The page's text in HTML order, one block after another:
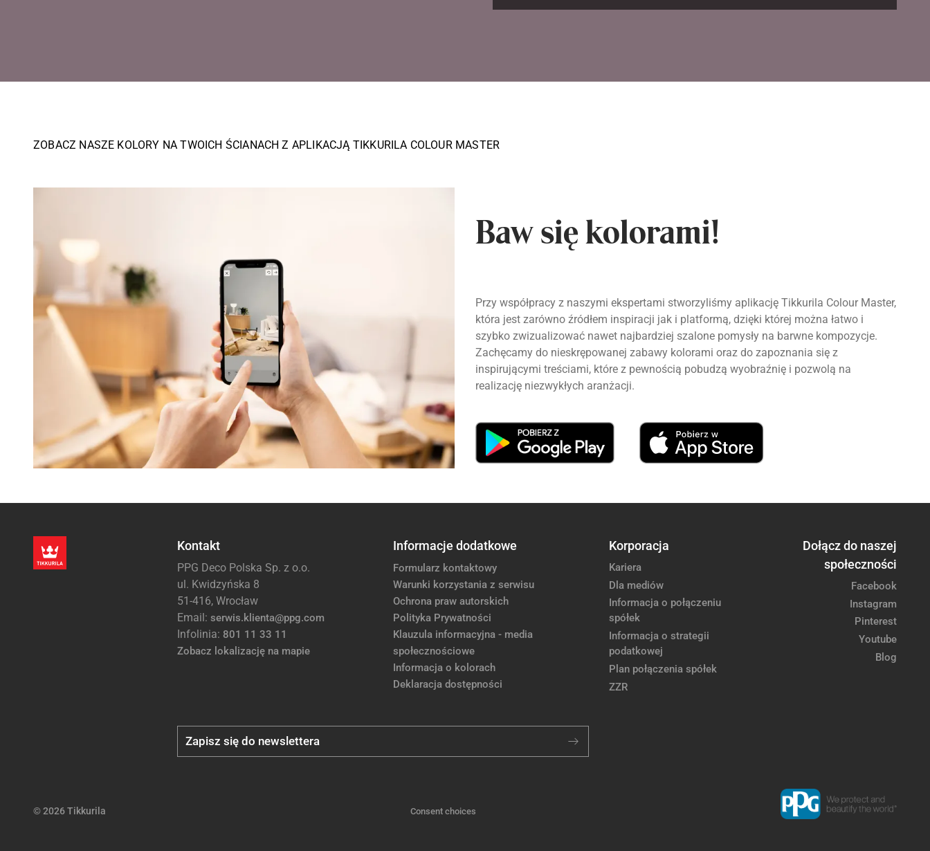
ZOBACZ NASZE KOLORY NA TWOICH ŚCIANACH Z APLIKACJĄ TIKKURILA COLOUR MASTER
Baw się kolorami!
Przy współpracy z naszymi ekspertami stworzyliśmy aplikację Tikkurila Colour Master,
która jest zarówno źródłem inspiracji jak i platformą, dzięki której można łatwo i
szybko zwizualizować nawet najbardziej szalone pomysły na barwne kompozycje.
Zachęcamy do nieskrępowanej zabawy kolorami oraz do zapoznania się z
inspirującymi treściami, które z pewnością pobudzą wyobraźnię i pozwolą na
realizację niezwykłych aranżacji.
Kontakt
PPG Deco Polska Sp. z o.o.
ul. Kwidzyńska 8
51-416, Wrocław
Email: serwis.klienta@ppg.com
Infolinia: 801 11 33 11
Zobacz lokalizację na mapie
Informacje dodatkowe
Formularz kontaktowy
Warunki korzystania z serwisu
Ochrona praw autorskich
Polityka Prywatności
Klauzula informacyjna - media
społecznościowe
Informacja o kolorach
Deklaracja dostępności
Korporacja
Kariera
Dla mediów
Informacja o połączeniu
spółek
Informacja o strategii
podatkowej
Plan połączenia spółek
ZZR
Dołącz do naszej
społeczności
Facebook
Instagram
Pinterest
Youtube
Blog
Zapisz się do newslettera
© 2026 Tikkurila Consent choices